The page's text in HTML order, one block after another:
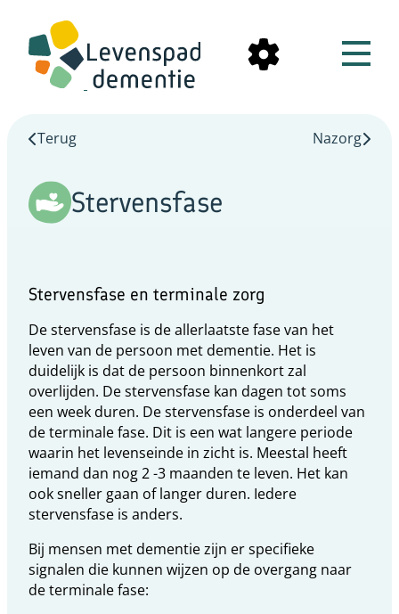
Terug Nazorg
Stervensfase
Stervensfase en terminale zorg
De stervensfase is de allerlaatste fase van het
leven van de persoon met dementie. Het is
duidelijk is dat de persoon binnenkort zal
overlijden. De stervensfase kan dagen tot soms
een week duren. De stervensfase is onderdeel van
de terminale fase. Dit is een wat langere periode
waarin het levenseinde in zicht is. Meestal heeft
iemand dan nog 2 -3 maanden te leven. Het kan
ook sneller gaan of langer duren. Iedere
stervensfase is anders.
Bij mensen met dementie zijn er specifieke
signalen die kunnen wijzen op de overgang naar
de terminale fase: